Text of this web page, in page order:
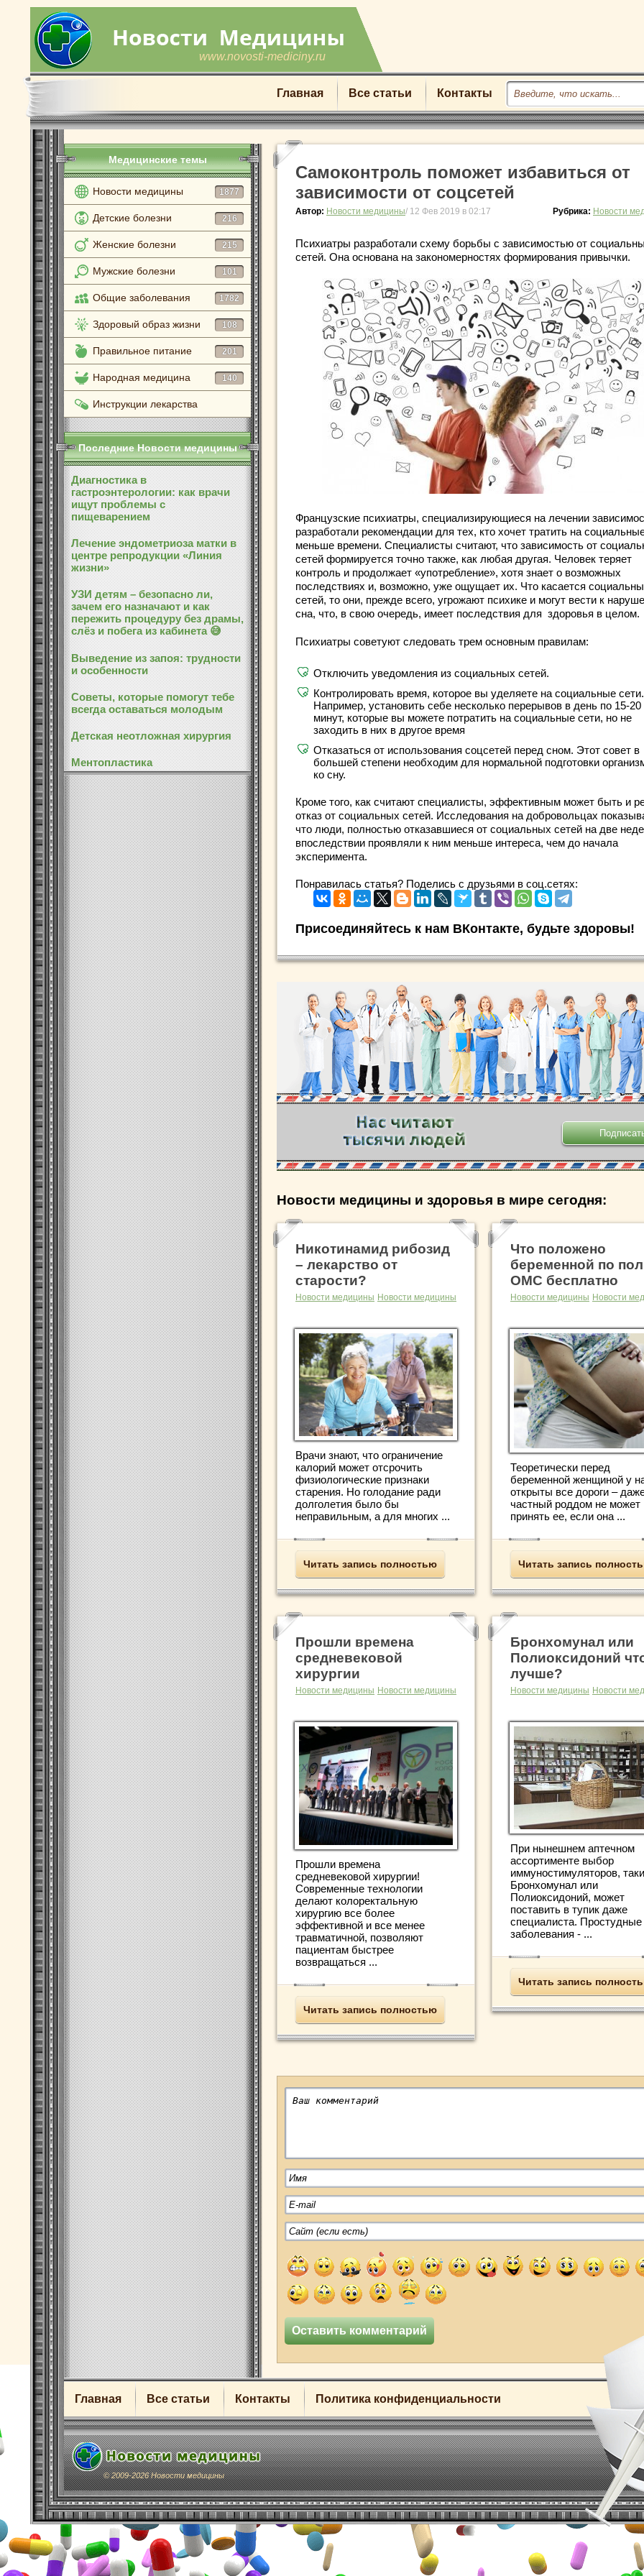
www.novosti-mediciny.ru
Главная Все статьи Контакты
Медицинские темы
Новости медицины 1877
Детские болезни 216
Женские болезни 215
Мужские болезни 101
Общие заболевания 1782
Здоровый образ жизни 108
Правильное питание 201
Народная медицина 140
Инструкции лекарства
Последние Новости медицины
Диагностика в
гастроэнтерологии: как врачи
ищут проблемы с
пищеварением
Лечение эндометриоза матки в
центре репродукции «Линия
жизни»
УЗИ детям – безопасно ли,
зачем его назначают и как
пережить процедуру без драмы,
слёз и побега из кабинета 😅
Выведение из запоя: трудности
и особенности
Советы, которые помогут тебе
всегда оставаться молодым
Детская неотложная хирургия
Ментопластика
Самоконтроль поможет избавиться от
зависимости от соцсетей
Автор: Новости медицины/ 12 Фев 2019 в 02:17 Рубрика: Новости
Психиатры разработали схему борьбы с зависимостью от
сетей. Она основана на закономерностях формирования привычки.
Французские психиатры, специализирующиеся на лечении
разработали рекомендации для тех, кто хочет тратить на
меньше времени. Специалисты считают, что зависимость от
сетей формируется точно также, как любая другая. Человек теряет
контроль и продолжает «употребление», хотя знает о возможных
последствиях и, возможно, уже ощущает их. Что касается
сетей, то они, прежде всего, угрожают психике и могут вести к
сна, что, в свою очередь, имеет последствия для здоровья в целом.
Психиатры советуют следовать трем основным правилам:
Отключить уведомления из социальных сетей.
Контролировать время, которое вы уделяете на социальные сети.
Например, установить себе несколько перерывов в день по 15-20
минут, которые вы можете потратить на социальные сети, но не
заходить в них в другое время
Отказаться от использования соцсетей перед сном. Этот совет в
большей степени необходим для нормальной подготовки
ко сну.
Кроме того, как считают специалисты, эффективным может быть и
отказ от социальных сетей. Исследования на добровольцах
что люди, полностью отказавшиеся от социальных сетей на две
впоследствии проявляли к ним меньше интереса, чем до начала
эксперимента.
Понравилась статья? Поделись с друзьями в соц.сетях:
Присоединяйтесь к нам ВКонтакте, будьте здоровы!
.
Новости медицины и здоровья в мире сегодня:
Никотинамид рибозид
– лекарство от
старости?
Новости медицины Новости медицины
Врачи знают, что ограничение
калорий может отсрочить
физиологические признаки
старения. Но голодание ради
долголетия было бы
неправильным, а для многих ...
Читать запись полностью
Что положено
беременной по
ОМС бесплатно
Новости медицины Новости
Теоретически перед
беременной женщиной у
открыты все дороги –
частный роддом не может
принять ее, если она ...
Читать запись
Прошли времена
средневековой
хирургии
Новости медицины Новости медицины
Прошли времена
средневековой хирургии!
Современные технологии
делают колоректальную
хирургию все более
эффективной и все менее
травматичной, позволяют
пациентам быстрее
возвращаться ...
Читать запись полностью
Бронхомунал или
Полиоксидоний
лучше?
Новости медицины Новости
При нынешнем аптечном
ассортименте выбор
иммуностимуляторов,
Бронхомунал или
Полиоксидоний, может
поставить в тупик даже
специалиста. Простудные
заболевания - ...
Читать запись
Главная Все статьи Контакты Политика конфиденциальности
© 2009-2026 Новости медицины